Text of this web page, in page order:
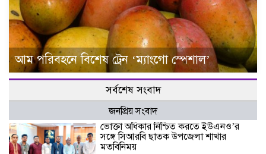
আম পরিবহনে বিশেষ ট্রেন ‘ম্যাংগো স্পেশাল’
সর্বশেষ সংবাদ
জনপ্রিয় সংবাদ
ভোক্তা অধিকার নিশ্চিত করতে ইউএনও’র
সঙ্গে সিআরবি ছাতক উপজেলা শাখার
মতবিনিময়